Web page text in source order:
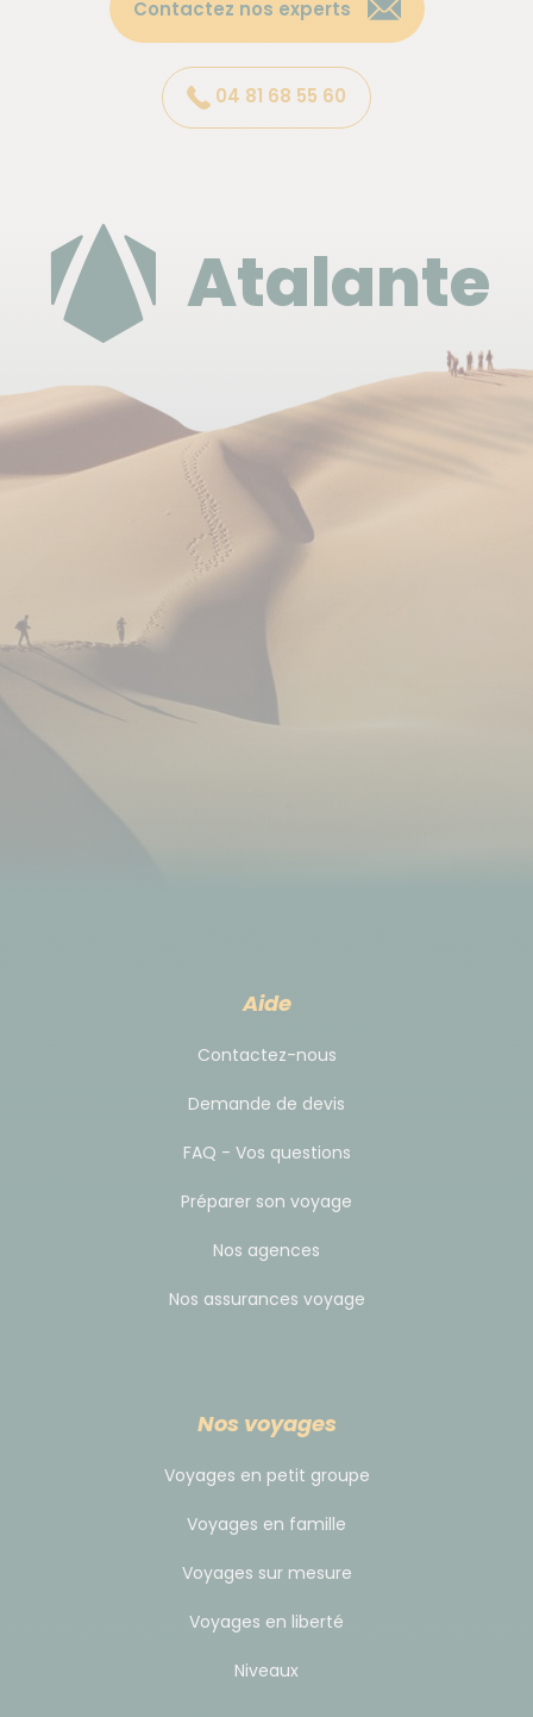
Se loger avant ou après le circuit
Hôtel*** Le Picors (www.hotel-picors.com
Parking pendant le circuit
Parking fermé à l'hôtel.
Déplacement
Voiture indispensable
les transferts pour accéder aux randonnées étant
effectuées avec votre véhicule.
Vous ne porterez que vos affaires de la journée ; vos
bagages resteront à l'hôtel durant tout le séjour
par nos soins.
Les transferts des jours 1, 2 et 3 sont effectués avec
votre véhicule personnel (indispensable pour ce
En fonction des effectifs, le transfert du jour 5 est
effectué en bus, minibus ou taxis.
est d'usage de donner un pourboire à votre guide et
niveau de vie du pays et de la durée de votre
Contactez nos experts
04 81 68 55 60
Atalante
Aide
Contactez-nous
Demande de devis
FAQ - Vos questions
Préparer son voyage
Nos agences
Nos assurances voyage
Nos voyages
Voyages en petit groupe
Voyages en famille
Voyages sur mesure
Voyages en liberté
Niveaux